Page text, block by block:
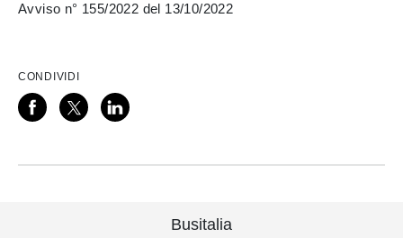
Avviso n° 155/2022 del 13/10/2022
CONDIVIDI
Busitalia